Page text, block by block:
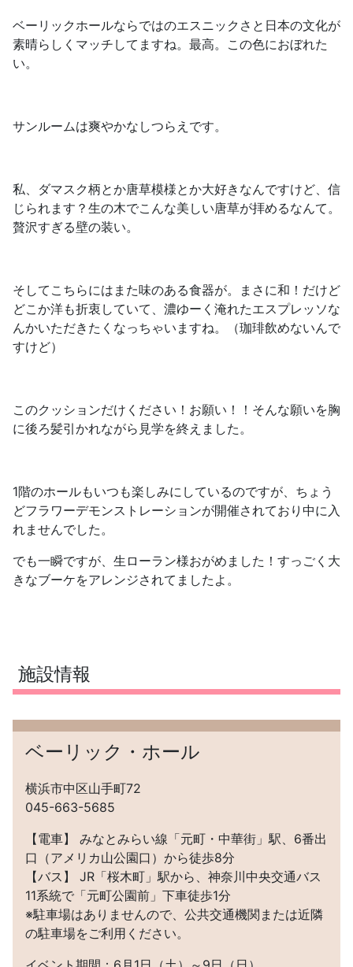
ベーリックホールならではのエスニックさと日本の文化が
素晴らしくマッチしてますね。最高。この色におぼれた
い。
サンルームは爽やかなしつらえです。
私、ダマスク柄とか唐草模様とか大好きなんですけど、信
じられます？生の木でこんな美しい唐草が拝めるなんて。
贅沢すぎる壁の装い。
そしてこちらにはまた味のある食器が。まさに和！だけど
どこか洋も折衷していて、濃ゆーく淹れたエスプレッソな
んかいただきたくなっちゃいますね。（珈琲飲めないんで
すけど）
このクッションだけください！お願い！！そんな願いを胸
に後ろ髪引かれながら見学を終えました。
1階のホールもいつも楽しみにしているのですが、ちょう
どフラワーデモンストレーションが開催されており中に入
れませんでした。
でも一瞬ですが、 生ローラン様おがめました！すっごく大
きなブーケをアレンジされてましたよ。
施設情報
ベーリック・ホール
横浜市中区山手町72
045-663-5685
【電車】 みなとみらい線「元町・中華街」駅、6番出
口（アメリカ山公園口）から徒歩8分
【バス】 JR「桜木町」駅から、神奈川中央交通バス
11系統で「元町公園前」下車徒歩1分
※駐車場はありませんので、公共交通機関または近隣
の駐車場をご利用ください。